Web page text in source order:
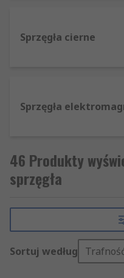
Sprzęgła cierne
Sprzęgła
46 Produkty
sprzęgła
Sortuj według